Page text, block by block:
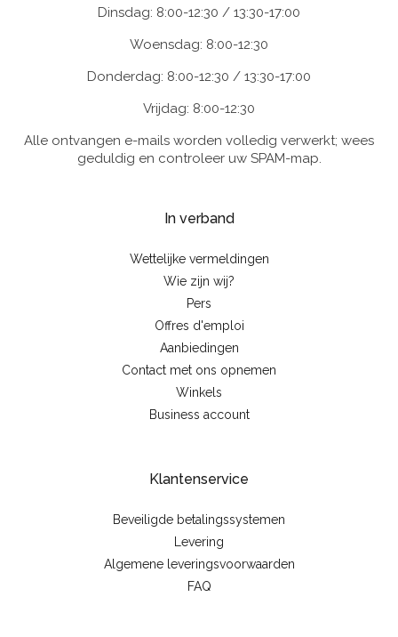
Dinsdag: 8:00-12:30 / 13:30-17:00
Woensdag: 8:00-12:30
Donderdag: 8:00-12:30 / 13:30-17:00
Vrijdag: 8:00-12:30
Alle ontvangen e-mails worden volledig verwerkt; wees
geduldig en controleer uw SPAM-map.
In verband
Wettelijke vermeldingen
Wie zijn wij?
Pers
Offres d'emploi
Aanbiedingen
Contact met ons opnemen
Winkels
Business account
Klantenservice
Beveiligde betalingssystemen
Levering
Algemene leveringsvoorwaarden
FAQ